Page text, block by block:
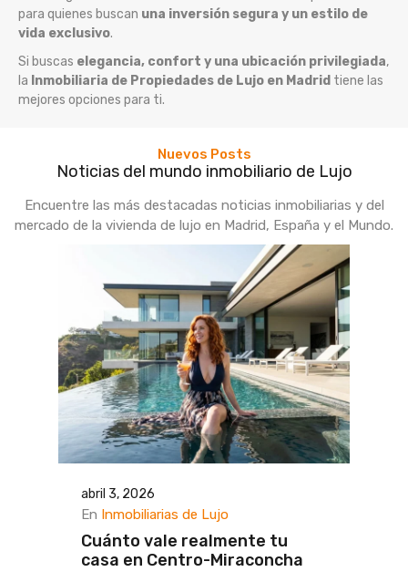
para quienes buscan una inversión segura y un estilo de
vida exclusivo.
Si buscas elegancia, confort y una ubicación privilegiada,
la Inmobiliaria de Propiedades de Lujo en Madrid tiene las
mejores opciones para ti.
Nuevos Posts
Noticias del mundo inmobiliario de Lujo
Encuentre las más destacadas noticias inmobiliarias y del
mercado de la vivienda de lujo en Madrid, España y el Mundo.
abril 3, 2026
En Inmobiliarias de Lujo
Cuánto vale realmente tu
casa en Centro-Miraconcha